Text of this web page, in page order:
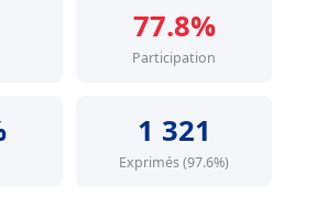
77.8%
Participation
1 321
Exprimés (97.6%)